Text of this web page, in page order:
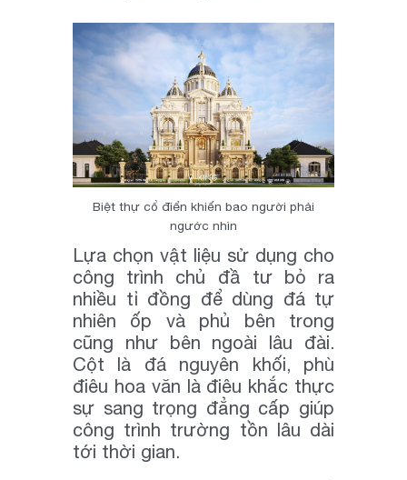
Biệt thự cổ điển khiến bao người phải
ngước nhìn
Lựa chọn vật liệu sử dụng cho
công trình chủ đầ tư bỏ ra
nhiều tỉ đồng để dùng đá tự
nhiên ốp và phủ bên trong
cũng như bên ngoài lâu đài.
Cột là đá nguyên khối, phù
điêu hoa văn là điêu khắc thực
sự sang trọng đẳng cấp giúp
công trình trường tồn lâu dài
tới thời gian.